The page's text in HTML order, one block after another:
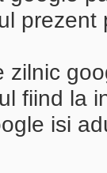
prezent
zilnic
fiind la
isi